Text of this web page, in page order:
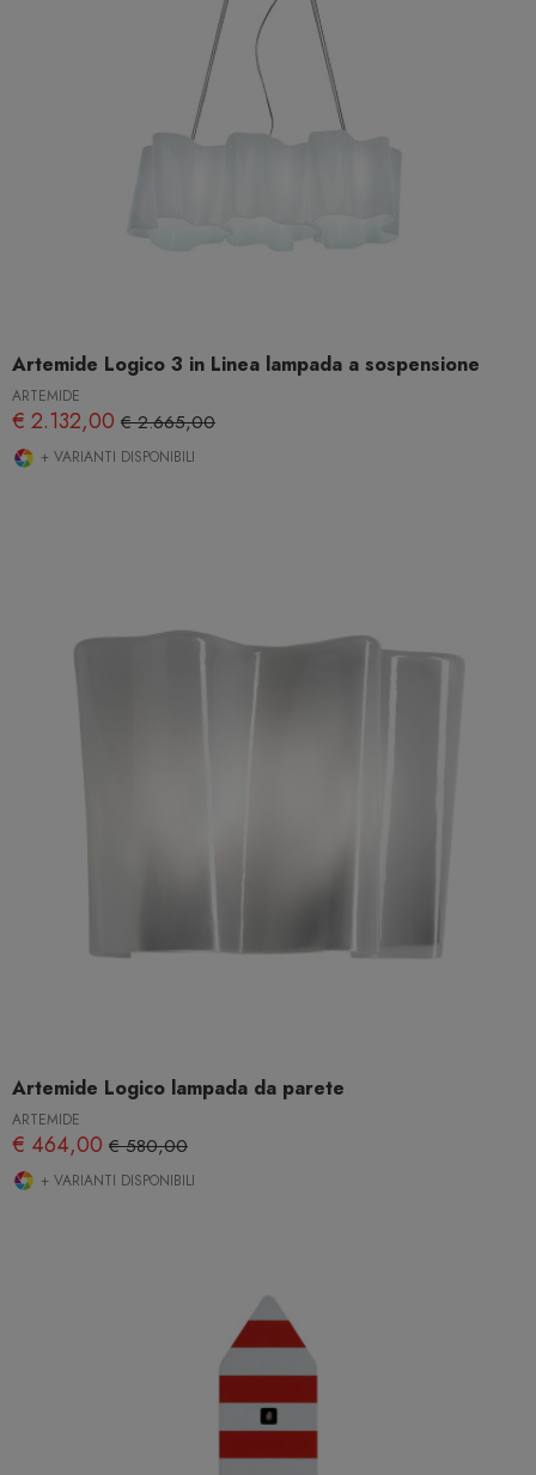
Artemide Logico 3 in Linea lampada a sospensione
ARTEMIDE
€ 2.132,00 € 2.665,00
+ VARIANTI DISPONIBILI
Artemide Logico lampada da parete
ARTEMIDE
€ 464,00 € 580,00
+ VARIANTI DISPONIBILI